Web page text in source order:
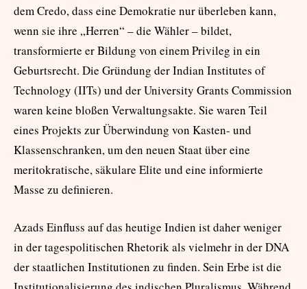
dem Credo, dass eine Demokratie nur überleben kann,
wenn sie ihre „Herren“ – die Wähler – bildet,
transformierte er Bildung von einem Privileg in ein
Geburtsrecht. Die Gründung der Indian Institutes of
Technology (IITs) und der University Grants Commission
waren keine bloßen Verwaltungsakte. Sie waren Teil
eines Projekts zur Überwindung von Kasten- und
Klassenschranken, um den neuen Staat über eine
meritokratische, säkulare Elite und eine informierte
Masse zu definieren.
Azads Einfluss auf das heutige Indien ist daher weniger
in der tagespolitischen Rhetorik als vielmehr in der DNA
der staatlichen Institutionen zu finden. Sein Erbe ist die